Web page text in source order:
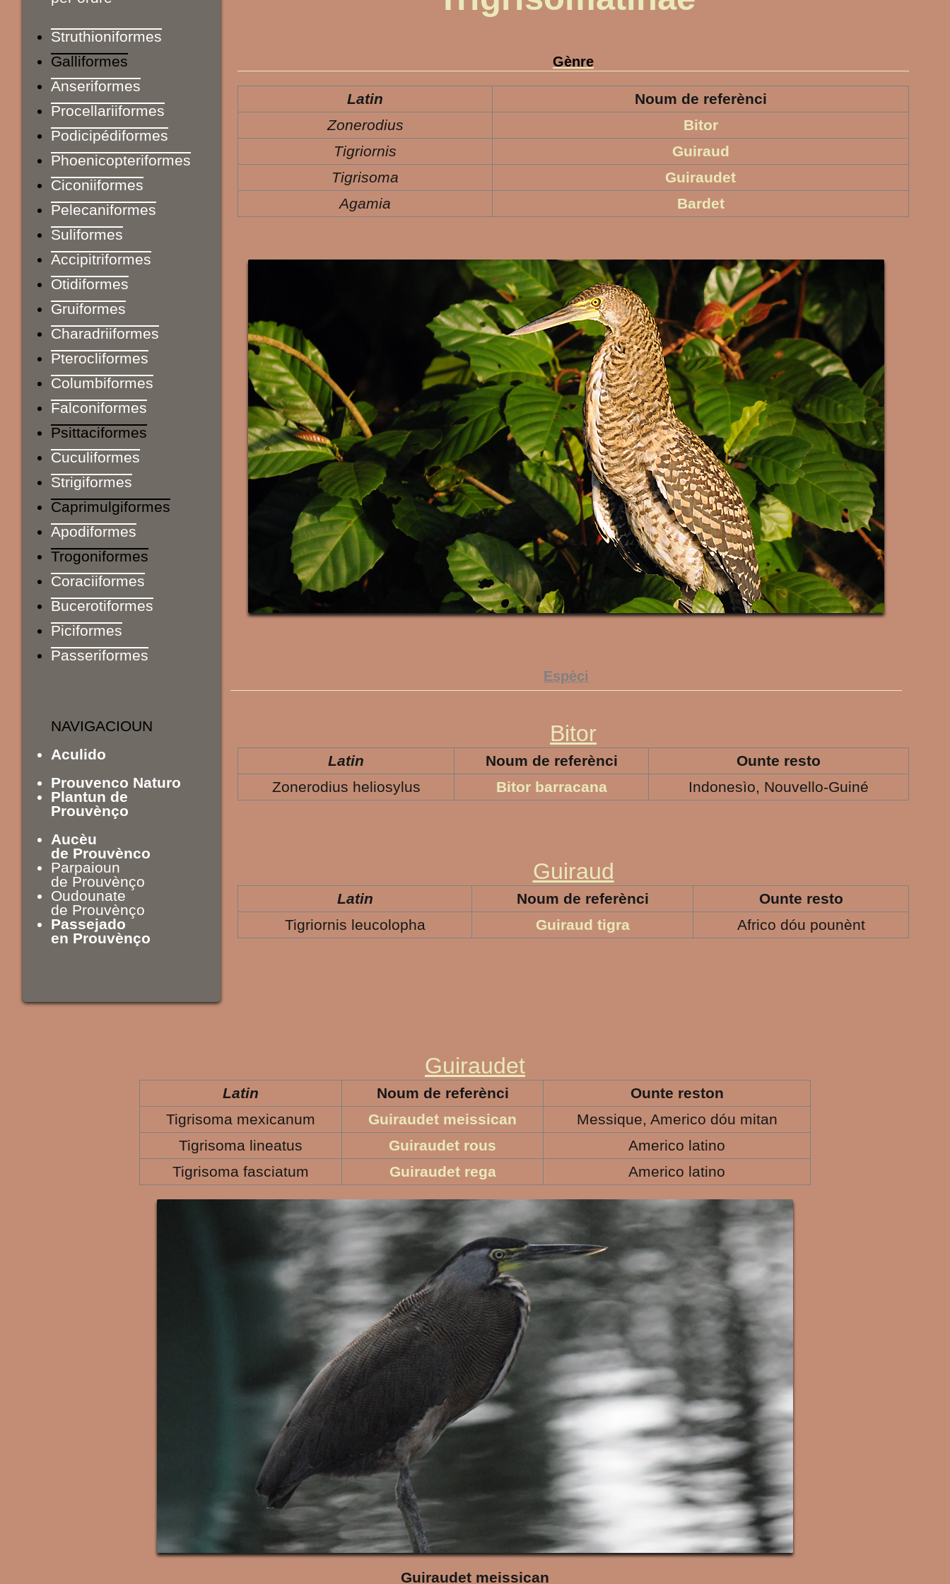
Struthioniformes
Galliformes
Anseriformes
Procellariiformes
Podicipédiformes
Phoenicopteriformes
Ciconiiformes
Pelecaniformes
Suliformes
Accipitriformes
Otidiformes
Gruiformes
Charadriiformes
Pterocliformes
Columbiformes
Falconiformes
Psittaciformes
Cuculiformes
Strigiformes
Caprimulgiformes
Apodiformes
Trogoniformes
Coraciiformes
Bucerotiformes
Piciformes
Passeriformes
NAVIGACIOUN
Aculido
Prouvenco Naturo
Plantun de
Prouvènço
Aucèu
de Prouvènco
Parpaioun
de Prouvènço
Oudounate
de Prouvènço
Passejado
en Prouvènço
Gènre
Latin
Noum de referènci
Zonerodius
Bitor
Tigriornis
Guiraud
Tigrisoma
Guiraudet
Agamia
Bardet
Espèci
Bitor
Latin Noum de referènci
Ounte resto
Zonerodius heliosylus
Bitor barracana Indonesìo, Nouvello-Guiné
Guiraud
Latin Noum de referènci
Ounte resto
Tigriornis leucolopha
Guiraud tigra Africo dóu pounènt
Guiraudet
Latin Noum de referènci
Ounte reston
Tigrisoma mexicanum
Guiraudet meissican
Messique, Americo dóu mitan
Tigrisoma lineatus
Guiraudet rous
Americo latino
Tigrisoma fasciatum
Guiraudet rega Americo latino
Guiraudet meissican